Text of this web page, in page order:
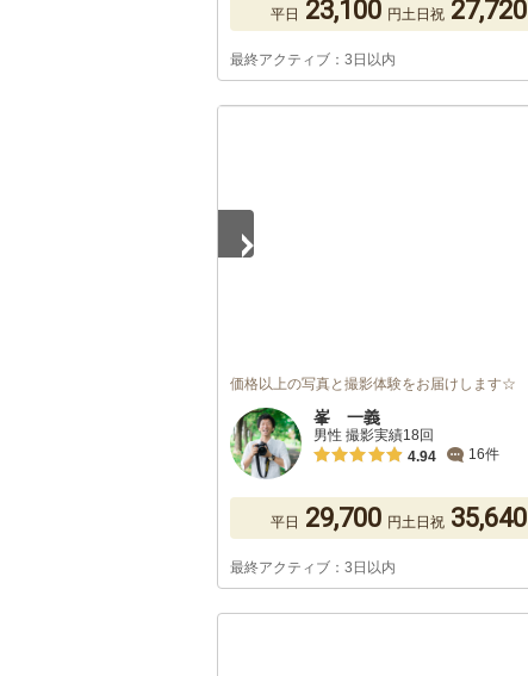
平日 23,100 円土日祝 27,720
最終アクティブ：3日以内
価格以上の写真と撮影体験をお届けします☆
峯 一義
男性 撮影実績18回
4.94
16件
平日 29,700 円土日祝 35,640
最終アクティブ：3日以内